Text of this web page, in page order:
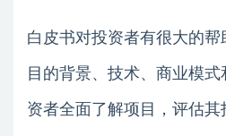
白皮书对投资者有很大的帮
目的背景、技术、商业模
资者全面了解项目，评估